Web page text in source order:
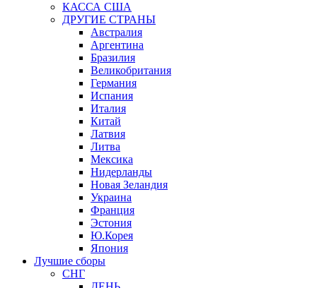
КАССА США
ДРУГИЕ СТРАНЫ
Австралия
Аргентина
Бразилия
Великобритания
Германия
Испания
Италия
Китай
Латвия
Литва
Мексика
Нидерланды
Новая Зеландия
Украина
Франция
Эстония
Ю.Корея
Япония
Лучшие сборы
СНГ